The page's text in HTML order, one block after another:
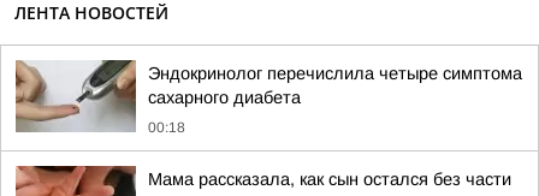
ЛЕНТА НОВОСТЕЙ
Эндокринолог перечислила четыре симптома
сахарного диабета
00:18
Мама рассказала, как сын остался без части